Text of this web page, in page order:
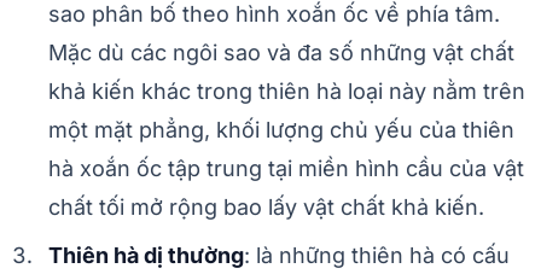
sao phân bố theo hình xoắn ốc về phía tâm.
Mặc dù các ngôi sao và đa số những vật chất
khả kiến khác trong thiên hà loại này nằm trên
một mặt phẳng, khối lượng chủ yếu của thiên
hà xoắn ốc tập trung tại miền hình cầu của vật
chất tối mở rộng bao lấy vật chất khả kiến.
Thiên hà dị thường: là những thiên hà có cấu